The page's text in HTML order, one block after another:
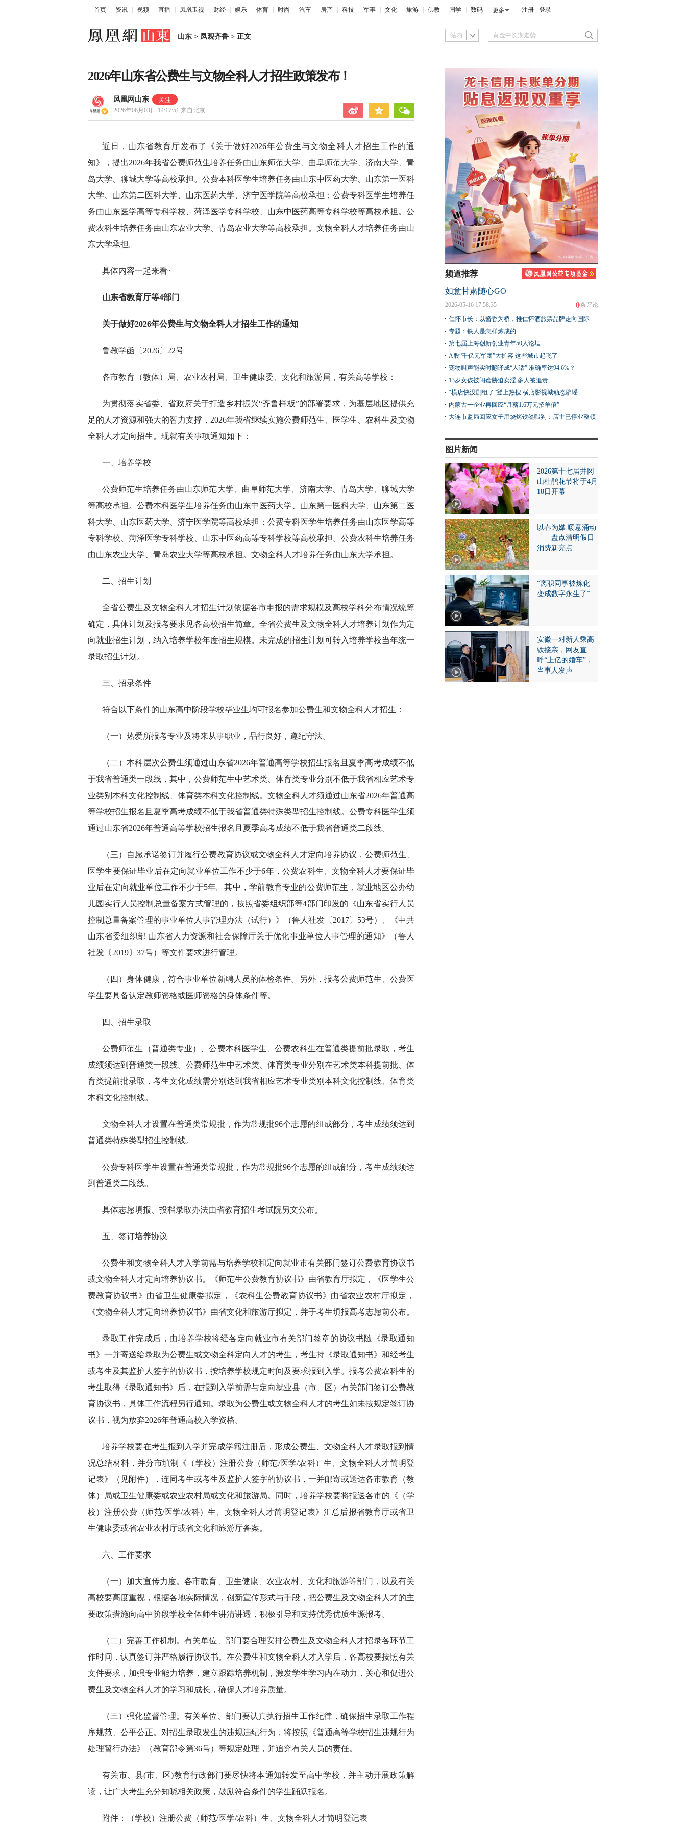
首页 资讯 视频 直播 凤凰卫视 财经 娱乐 体育 时尚 汽车 房产 科技 军事 文化 旅游 佛教 国学 数码 更多 注册 登录
山东 > 凤观齐鲁 > 正文 站内
2026年山东省公费生与文物全科人才招生政策发布！
凤凰网山东
2026年06月03日 14:17:51 来自北京
近日，山东省教育厅发布了《关于做好2026年公费生与文物全科人才招生工作的通
知》，提出2026年我省公费师范生培养任务由山东师范大学、曲阜师范大学、济南大学、青
岛大学、聊城大学等高校承担。公费本科医学生培养任务由山东中医药大学、山东第一医科
大学、山东第二医科大学、山东医药大学、济宁医学院等高校承担；公费专科医学生培养任
务由山东医学高等专科学校、菏泽医学专科学校、山东中医药高等专科学校等高校承担。公
费农科生培养任务由山东农业大学、青岛农业大学等高校承担。文物全科人才培养任务由山
东大学承担。
具体内容一起来看~
山东省教育厅等4部门
关于做好2026年公费生与文物全科人才招生工作的通知
鲁教学函〔2026〕22号
各市教育（教体）局、农业农村局、卫生健康委、文化和旅游局，有关高等学校：
为贯彻落实省委、省政府关于打造乡村振兴“齐鲁样板”的部署要求，为基层地区提供充
足的人才资源和强大的智力支撑，2026年我省继续实施公费师范生、医学生、农科生及文物
全科人才定向招生。现就有关事项通知如下：
一、培养学校
公费师范生培养任务由山东师范大学、曲阜师范大学、济南大学、青岛大学、聊城大学
等高校承担。公费本科医学生培养任务由山东中医药大学、山东第一医科大学、山东第二医
科大学、山东医药大学、济宁医学院等高校承担；公费专科医学生培养任务由山东医学高等
专科学校、菏泽医学专科学校、山东中医药高等专科学校等高校承担。公费农科生培养任务
由山东农业大学、青岛农业大学等高校承担。文物全科人才培养任务由山东大学承担。
二、招生计划
全省公费生及文物全科人才招生计划依据各市申报的需求规模及高校学科分布情况统筹
确定，具体计划及报考要求见各高校招生简章。全省公费生及文物全科人才培养计划作为定
向就业招生计划，纳入培养学校年度招生规模。未完成的招生计划可转入培养学校当年统一
录取招生计划。
三、招录条件
符合以下条件的山东高中阶段学校毕业生均可报名参加公费生和文物全科人才招生：
（一）热爱所报考专业及将来从事职业，品行良好，遵纪守法。
（二）本科层次公费生须通过山东省2026年普通高等学校招生报名且夏季高考成绩不低
于我省普通类一段线，其中，公费师范生中艺术类、体育类专业分别不低于我省相应艺术专
业类别本科文化控制线、体育类本科文化控制线。文物全科人才须通过山东省2026年普通高
等学校招生报名且夏季高考成绩不低于我省普通类特殊类型招生控制线。公费专科医学生须
通过山东省2026年普通高等学校招生报名且夏季高考成绩不低于我省普通类二段线。
（三）自愿承诺签订并履行公费教育协议或文物全科人才定向培养协议，公费师范生、
医学生要保证毕业后在定向就业单位工作不少于6年，公费农科生、文物全科人才要保证毕
业后在定向就业单位工作不少于5年。其中，学前教育专业的公费师范生，就业地区公办幼
儿园实行人员控制总量备案方式管理的，按照省委组织部等4部门印发的《山东省实行人员
控制总量备案管理的事业单位人事管理办法（试行）》（鲁人社发〔2017〕53号）、《中共
山东省委组织部 山东省人力资源和社会保障厅关于优化事业单位人事管理的通知》（鲁人
社发〔2019〕37号）等文件要求进行管理。
（四）身体健康，符合事业单位新聘人员的体检条件。另外，报考公费师范生、公费医
学生要具备认定教师资格或医师资格的身体条件等。
四、招生录取
公费师范生（普通类专业）、公费本科医学生、公费农科生在普通类提前批录取，考生
成绩须达到普通类一段线。公费师范生中艺术类、体育类专业分别在艺术类本科提前批、体
育类提前批录取，考生文化成绩需分别达到我省相应艺术专业类别本科文化控制线、体育类
本科文化控制线。
文物全科人才设置在普通类常规批，作为常规批96个志愿的组成部分，考生成绩须达到
普通类特殊类型招生控制线。
公费专科医学生设置在普通类常规批，作为常规批96个志愿的组成部分，考生成绩须达
到普通类二段线。
具体志愿填报、投档录取办法由省教育招生考试院另文公布。
五、签订培养协议
公费生和文物全科人才入学前需与培养学校和定向就业市有关部门签订公费教育协议书
或文物全科人才定向培养协议书。《师范生公费教育协议书》由省教育厅拟定，《医学生公
费教育协议书》由省卫生健康委拟定，《农科生公费教育协议书》由省农业农村厅拟定，
《文物全科人才定向培养协议书》由省文化和旅游厅拟定，并于考生填报高考志愿前公布。
录取工作完成后，由培养学校将经各定向就业市有关部门签章的协议书随《录取通知
书》一并寄送给录取为公费生或文物全科定向人才的考生，考生持《录取通知书》和经考生
或考生及其监护人签字的协议书，按培养学校规定时间及要求报到入学。报考公费农科生的
考生取得《录取通知书》后，在报到入学前需与定向就业县（市、区）有关部门签订公费教
育协议书，具体工作流程另行通知。录取为公费生或文物全科人才的考生如未按规定签订协
议书，视为放弃2026年普通高校入学资格。
培养学校要在考生报到入学并完成学籍注册后，形成公费生、文物全科人才录取报到情
况总结材料，并分市填制《（学校）注册公费（师范/医学/农科）生、文物全科人才简明登
记表》（见附件），连同考生或考生及监护人签字的协议书，一并邮寄或送达各市教育（教
体）局或卫生健康委或农业农村局或文化和旅游局。同时，培养学校要将报送各市的《（学
校）注册公费（师范/医学/农科）生、文物全科人才简明登记表》汇总后报省教育厅或省卫
生健康委或省农业农村厅或省文化和旅游厅备案。
六、工作要求
（一）加大宣传力度。各市教育、卫生健康、农业农村、文化和旅游等部门，以及有关
高校要高度重视，根据各地实际情况，创新宣传形式与手段，把公费生及文物全科人才的主
要政策措施向高中阶段学校全体师生讲清讲透，积极引导和支持优秀优质生源报考。
（二）完善工作机制。有关单位、部门要合理安排公费生及文物全科人才招录各环节工
作时间，认真签订并严格履行协议书。在公费生和文物全科人才入学后，各高校要按照有关
文件要求，加强专业能力培养，建立跟踪培养机制，激发学生学习内在动力，关心和促进公
费生及文物全科人才的学习和成长，确保人才培养质量。
（三）强化监督管理。有关单位、部门要认真执行招生工作纪律，确保招生录取工作程
序规范、公平公正。对招生录取发生的违规违纪行为，将按照《普通高等学校招生违规行为
处理暂行办法》（教育部令第36号）等规定处理，并追究有关人员的责任。
有关市、县(市、区)教育行政部门要尽快将本通知转发至高中学校，并主动开展政策解
读，让广大考生充分知晓相关政策，鼓励符合条件的学生踊跃报名。
附件：（学校）注册公费（师范/医学/农科）生、文物全科人才简明登记表
频道推荐
如意甘肃随心GO
0条评论
2026-05-16 17:58:35
仁怀市长：以酱香为桥，推仁怀酒旅票品牌走向国际
专题：铁人是怎样炼成的
第七届上海创新创业青年50人论坛
A股“千亿元军团”大扩容 这些城市起飞了
宠物叫声能实时翻译成“人话” 准确率达94.6%？
13岁女孩被闺蜜胁迫卖淫 多人被追责
“横店快没剧组了”登上热搜 横店影视城动态辟谣
内蒙古一企业再回应“月薪1.6万元招羊倌”
大连市监局回应女子用烧烤铁签喂狗：店主已停业整顿
图片新闻
2026第十七届井冈
山杜鹃花节将于4月
18日开幕
以春为媒 暖意涌动
——盘点清明假日
消费新亮点
“离职同事被炼化
变成数字永生了”
安徽一对新人乘高
铁接亲，网友直
呼“上亿的婚车”，
当事人发声